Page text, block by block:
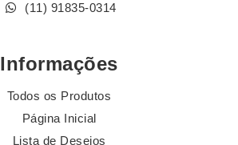
(11) 91835-0314
Informações
Todos os Produtos
Página Inicial
Lista de Desejos